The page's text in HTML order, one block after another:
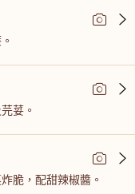
荽。
脆，配甜辣椒醬。